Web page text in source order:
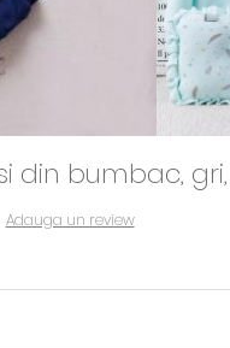
din bumbac,
Adauga un review